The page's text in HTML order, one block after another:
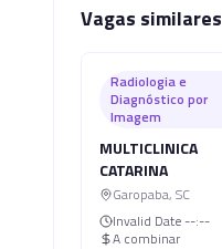
Vagas similares
Radiologia e
Diagnóstico por
Imagem
MULTICLINICA
CATARINA
Garopaba, SC
Invalid Date --:--
A combinar